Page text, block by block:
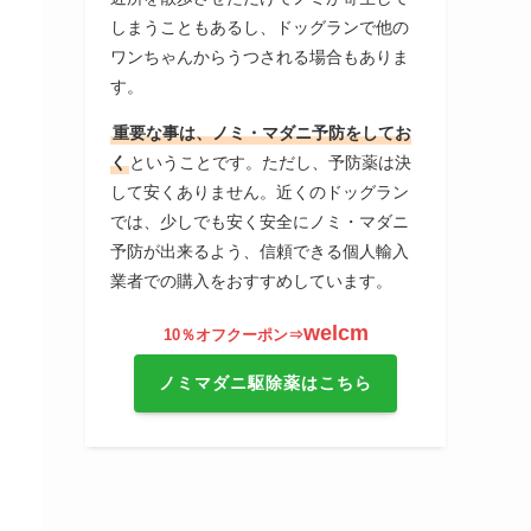
しまうこともあるし、ドッグランで他の
ワンちゃんからうつされる場合もありま
す。
重要な事は、ノミ・マダニ予防をしてお
く ということです。ただし、予防薬は決
して安くありません。近くのドッグラン
では、少しでも安く安全にノミ・マダニ
予防が出来るよう、信頼できる個人輸入
業者での購入をおすすめしています。
10％オフクーポン⇒welcm
ノミマダニ駆除薬はこちら